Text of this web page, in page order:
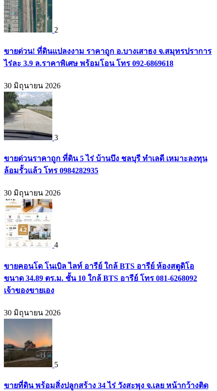
2
ขายด่วน! ที่ดินแปลงงาม ราคาถูก อ.บางเสาธง จ.สมุทรปราการ
ไร่ละ 3.9 ล.ราคาพิเศษ พร้อมโอน โทร 092-6869618
30 มิถุนายน 2026
3
ขายด่วนราคาถูก ที่ดิน 5 ไร่ บ้านบึง ชลบุรี ทำเลดี เหมาะลงทุน
ล้อมรั้วแล้ว โทร 0984282935
30 มิถุนายน 2026
4
ขายคอนโด โนเบิล ไลท์ อารีย์ ใกล้ BTS อารีย์ ห้องสตูดิโอ
ขนาด 34.89 ตร.ม. ชั้น 10 ใกล้ BTS อารีย์ โทร 081-6268092
เจ้าของขายเอง
30 มิถุนายน 2026
5
ขายที่ดิน พร้อมสิ่งปลูกสร้าง 34 ไร่ วังสะพุง จ.เลย หน้ากว้างติด